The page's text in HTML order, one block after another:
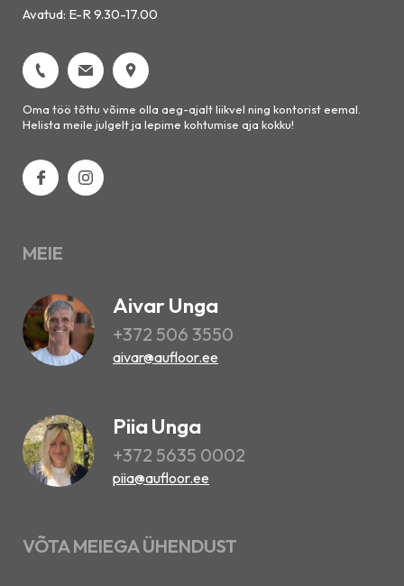
Avatud: E-R 9.30-17.00
Oma töö tõttu võime olla aeg-ajalt liikvel ning kontorist eemal.
Helista meile julgelt ja lepime kohtumise aja kokku!
MEIE
Aivar Unga
+372 506 3550
aivar@aufloor.ee
Piia Unga
+372 5635 0002
piia@aufloor.ee
VÕTA MEIEGA ÜHENDUST